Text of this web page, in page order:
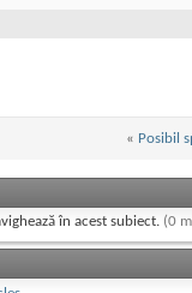
« Posibil
în acest subiect. (0